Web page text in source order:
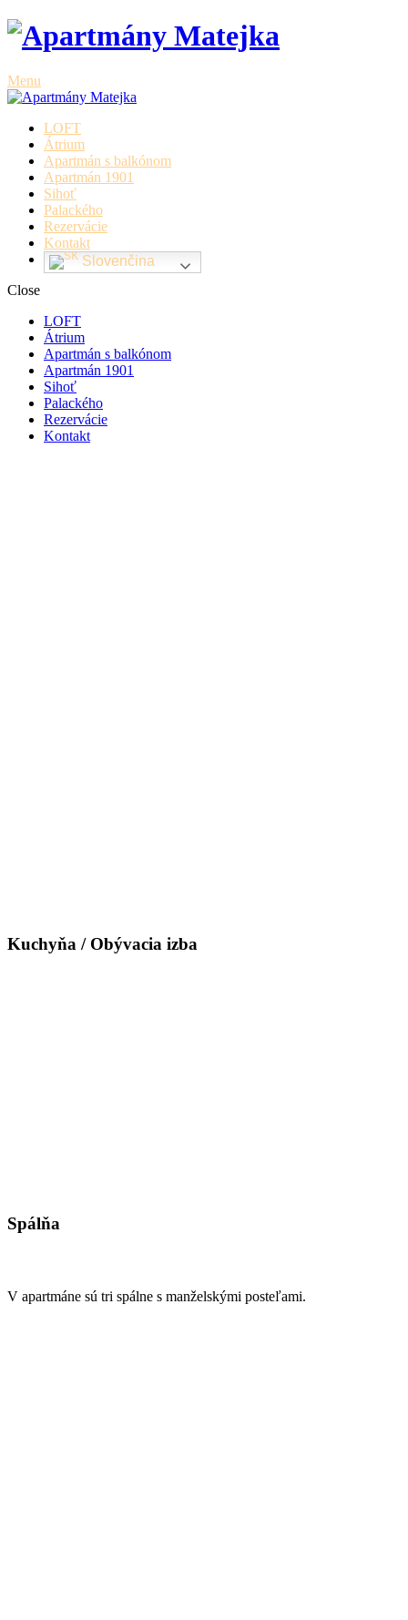
Menu
LOFT
Átrium
Apartmán s balkónom
Apartmán 1901
Sihoť
Palackého
Rezervácie
Kontakt
Slovenčina
Close
LOFT
Átrium
Apartmán s balkónom
Apartmán 1901
Sihoť
Palackého
Rezervácie
Kontakt
Kuchyňa / Obývacia izba
Spálňa
V apartmáne sú tri spálne s manželskými posteľami.